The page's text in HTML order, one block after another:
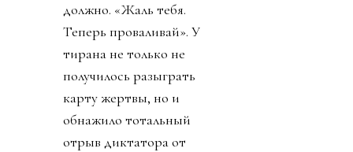
должно. «Жаль тебя.
Теперь проваливай». У
тирана не только не
получилось разыграть
карту жертвы, но и
обнажило тотальный
отрыв диктатора от